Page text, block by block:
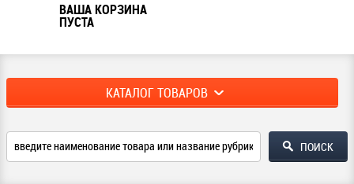
ВАША КОРЗИНА
ПУСТА
КАТАЛОГ ТОВАРОВ